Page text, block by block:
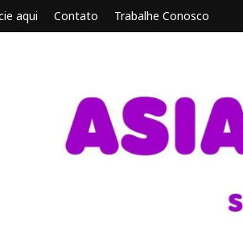
aqui Contato Trabalhe Conosco